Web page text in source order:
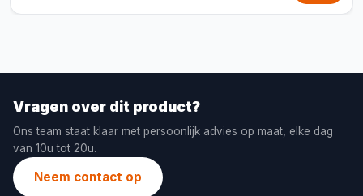
Vragen over dit product?
Ons team staat klaar met persoonlijk advies op maat, elke dag
van 10u tot 20u.
Neem contact op